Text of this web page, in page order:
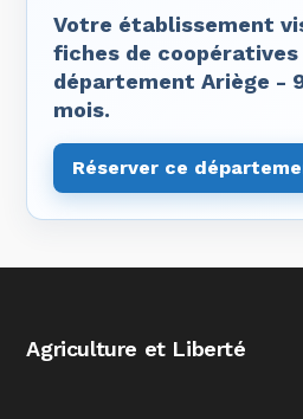
Votre établissement
fiches de coopératives
département Ariège -
mois.
Réserver ce
Agriculture et Liberté